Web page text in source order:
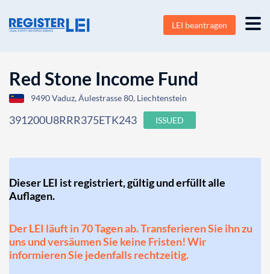
LEI beantragen
Red Stone Income Fund
9490 Vaduz, Äulestrasse 80, Liechtenstein
391200U8RRR375ETK243 ISSUED
Dieser LEI ist registriert, gültig und erfüllt alle
Auflagen.
Der LEI läuft in 70 Tagen ab. Transferieren Sie ihn zu
uns und versäumen Sie keine Fristen! Wir
informieren Sie jedenfalls rechtzeitig.